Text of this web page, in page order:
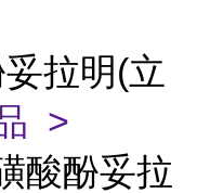
拉明(立
>
酸酚妥拉